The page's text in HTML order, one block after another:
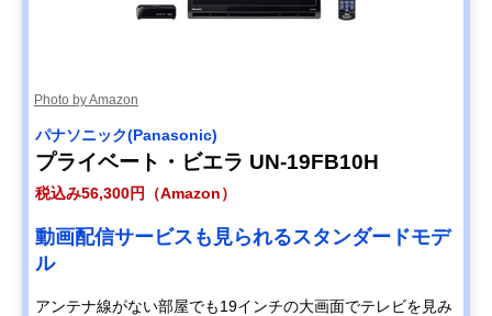
Photo by Amazon
パナソニック(Panasonic)
プライベート・ビエラ UN-19FB10H
税込み56,300円（Amazon）
動画配信サービスも見られるスタンダードモデ
ル
アンテナ線がない部屋でも19インチの大画面でテレビを見み